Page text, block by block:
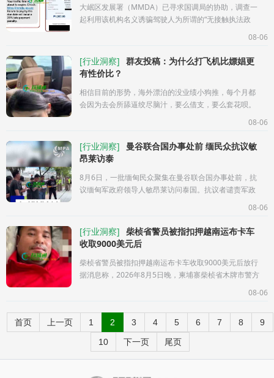
大岷区发展署（MMDA）已寻求国调局的协助，调查一
起利用该机构名义诱骗驾驶人为所谓的“无接触执法政
08-06
[行业洞察] 群友投稿：为什么打飞机比嫖娼更
有性价比？
相信目前的形势，海外漂泊的没业绩小狗推，每个月都
会因为去会所舔逼绞尽脑汁，要么借支，要么套花呗。
08-06
[行业洞察]
曼谷联合国办事处前 缅民众抗议敏
昂莱访泰
8月6日，一批缅甸民众聚集在曼谷联合国办事处前，抗
议缅甸军政府领导人敏昂莱访问泰国。抗议者谴责军政
08-06
[行业洞察] 柴桢省警员被指扣押越南运布卡车
收取9000美元后
柴桢省警员被指扣押越南运布卡车收取9000美元后放行
据消息称，2026年8月5日晚，柬埔寨柴桢省木牌市警方
08-06
首页 上一页 1 2 3 4 5 6 7 8
9
10
下一页 尾页